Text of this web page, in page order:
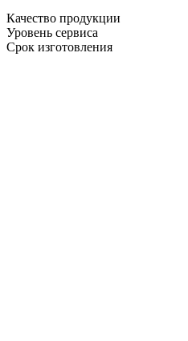
Качество продукции
Уровень сервиса
Срок изготовления